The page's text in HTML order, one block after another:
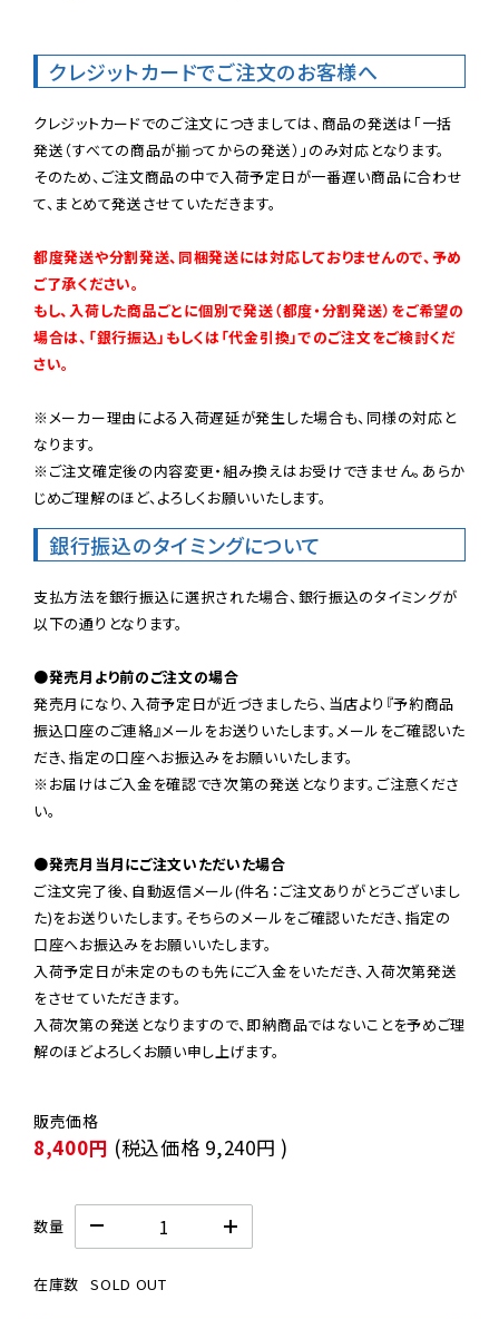
クレジットカードでご注文のお客様へ
クレジットカードでのご注文につきましては、商品の発送は「一括
発送（すべての商品が揃ってからの発送）」のみ対応となります。
そのため、ご注文商品の中で入荷予定日が一番遅い商品に合わせ
て、まとめて発送させていただきます。
都度発送や分割発送、同梱発送には対応しておりませんので、予め
ご了承ください。
もし、入荷した商品ごとに個別で発送（都度・分割発送）をご希望の
場合は、「銀行振込」もしくは「代金引換」でのご注文をご検討くだ
さい。
※メーカー理由による入荷遅延が発生した場合も、同様の対応と
なります。
※ご注文確定後の内容変更・組み換えはお受けできません。あらか
じめご理解のほど、よろしくお願いいたします。
銀行振込のタイミングについて
支払方法を銀行振込に選択された場合、銀行振込のタイミングが
以下の通りとなります。
●発売月より前のご注文の場合
発売月になり、入荷予定日が近づきましたら、当店より『予約商品
振込口座のご連絡』メールをお送りいたします。メールをご確認いた
だき、指定の口座へお振込みをお願いいたします。
※お届けはご入金を確認でき次第の発送となります。ご注意くださ
い。
●発売月当月にご注文いただいた場合
ご注文完了後、自動返信メール(件名：ご注文ありがとうございまし
た)をお送りいたします。そちらのメールをご確認いただき、指定の
口座へお振込みをお願いいたします。
入荷予定日が未定のものも先にご入金をいただき、入荷次第発送
をさせていただきます。
入荷次第の発送となりますので、即納商品ではないことを予めご理
解のほどよろしくお願い申し上げます。
8,400円 (税込価格 9,240円 )
数量
在庫数 SOLD OUT